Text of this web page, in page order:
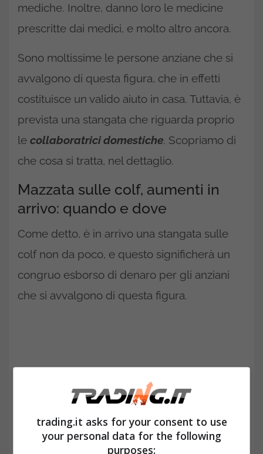
mediche. Inoltre, danno loro le medicine
prescritte dai medici, e molto altro ancora.
Sono moltissime le persone anziane che si
avvalgono di questa figura, che in effetti
costituisce un valido aiuto in casa. Tuttavia, è
prevista una stangata che riguarda proprio
le collaboratrici domestiche. Scopriamo di
che cosa si tratta, nel dettaglio.
Mazzata sulle colf, aumenti in
arrivo: quando e dove
Come detto, è in arrivo una stangata sulle
colf non da poco, e questo significherà un
congruo esborso di denaro per gli anziani
che si avvalgono di questa figura.
trading.it asks for your consent to use
your personal data for the following
purposes: